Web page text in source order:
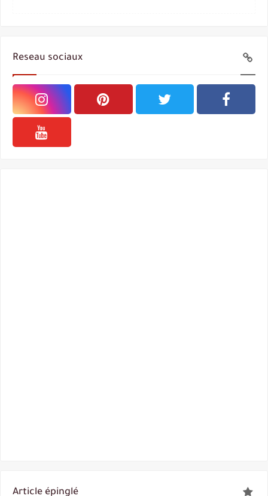
Reseau sociaux
Article épinglé